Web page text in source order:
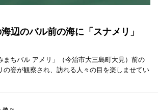
辺のバル前の海に「スナメリ」
まちバル アメリ」（今治市大三島町大見）前の
の姿が観察され、訪れる人々の目を楽しませてい